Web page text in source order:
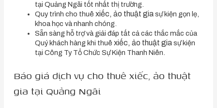
tại Quảng Ngãi tốt nhất thị trường.
Quy trình cho thuê xiếc, ảo thuật giasự kiện gọn lẹ,
khoa học và nhanh chóng.
Sẵn sàng hỗ trợ và giải đáp tất cả các thắc mắc của
Quý khách hàng khi thuê xiếc, ảo thuật giasự kiện
tại Công Ty Tổ Chức Sự Kiện Thanh Niên.
Báo giá dịch vụ cho thuê xiếc, ảo thuật
gia tại Quảng Ngãi